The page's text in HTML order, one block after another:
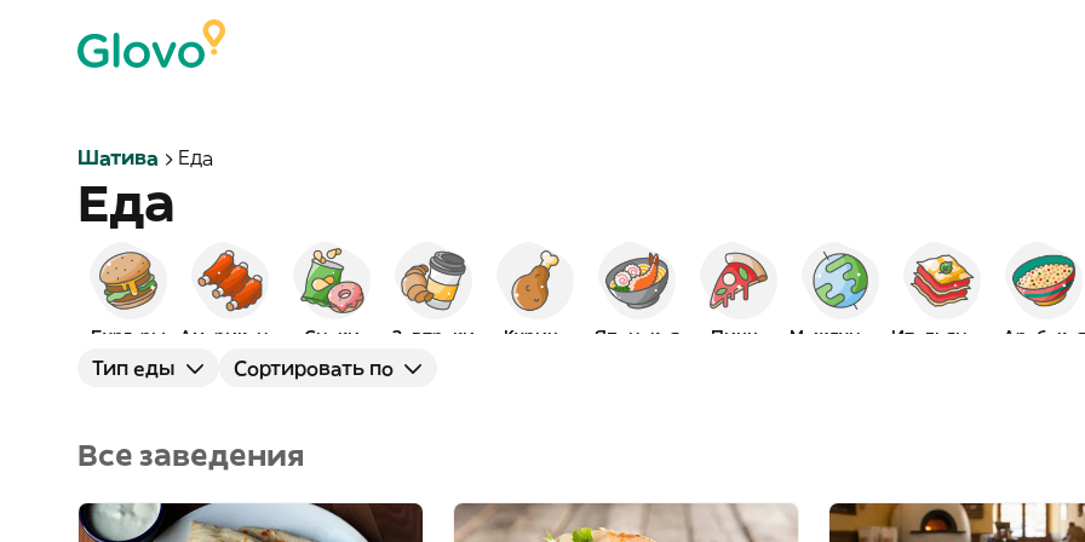
Шатива Еда
Еда
Бургеры Снэки Завтраки Курица Японская Пицца Арабская
Тип еды Сортировать по
Все заведения